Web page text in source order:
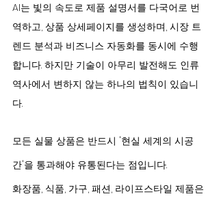
AI는 빛의 속도로 제품 설명서를 다국어로 번
역하고, 상품 상세페이지를 생성하며, 시장 트
렌드 분석과 비즈니스 자동화를 동시에 수행
합니다. 하지만 기술이 아무리 발전해도 인류
역사에서 변하지 않는 하나의 법칙이 있습니
다.
모든 실물 상품은 반드시 '현실 세계의 시공
간'을 통과해야 유통된다는 점입니다.
화장품, 식품, 가구, 패션, 라이프스타일 제품은